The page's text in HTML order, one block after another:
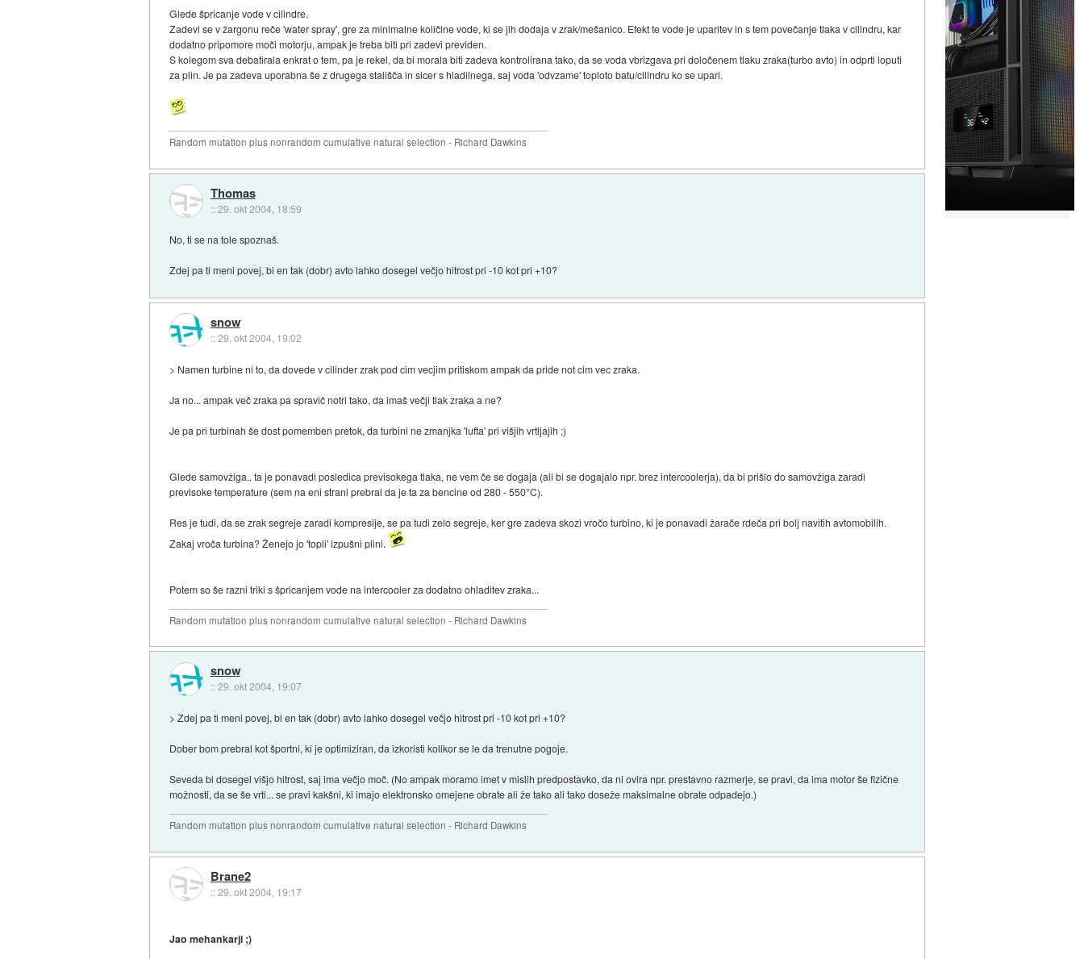
Glede špricanje vode v cilindre.
Zadevi se v žargonu reče 'water spray', gre za minimalne količine vode, ki se jih dodaja v zrak/mešanico. Efekt te vode je uparitev in s tem povečanje tlaka v cilindru, kar
dodatno pripomore moči motorju, ampak je treba biti pri zadevi previden.
S kolegom sva debatirala enkrat o tem, pa je rekel, da bi morala biti zadeva kontrolirana tako, da se voda vbrizgava pri določenem tlaku zraka(turbo avto) in odprti loputi
za plin. Je pa zadeva uporabna še z drugega stališča in sicer s hladilnega, saj voda 'odvzame' toploto batu/cilindru ko se upari.
Random mutation plus nonrandom cumulative natural selection - Richard Dawkins
Thomas
::29. okt 2004, 18:59
No, ti se na tole spoznaš.
Zdej pa ti meni povej, bi en tak (dobr) avto lahko dosegel večjo hitrost pri -10 kot pri +10?
snow
::29. okt 2004, 19:02
> Namen turbine ni to, da dovede v cilinder zrak pod cim vecjim pritiskom ampak da pride not cim vec zraka.
Ja no... ampak več zraka pa spravič notri tako, da imaš večji tlak zraka a ne?
Je pa pri turbinah še dost pomemben pretok, da turbini ne zmanjka 'lufta' pri višjih vrtljajih ;)
Glede samovžiga.. ta je ponavadi posledica previsokega tlaka, ne vem če se dogaja (ali bi se dogajalo npr. brez intercoolerja), da bi prišlo do samovžiga zaradi
previsoke temperature (sem na eni strani prebral da je ta za bencine od 280 - 550°C).
Res je tudi, da se zrak segreje zaradi kompresije, se pa tudi zelo segreje, ker gre zadeva skozi vročo turbino, ki je ponavadi žarače rdeča pri bolj navitih avtomobilih.
Zakaj vroča turbina? Ženejo jo 'topli' izpušni plini.
Potem so še razni triki s špricanjem vode na intercooler za dodatno ohladitev zraka...
Random mutation plus nonrandom cumulative natural selection - Richard Dawkins
snow
::29. okt 2004, 19:07
> Zdej pa ti meni povej, bi en tak (dobr) avto lahko dosegel večjo hitrost pri -10 kot pri +10?
Dober bom prebral kot športni, ki je optimiziran, da izkoristi kolikor se le da trenutne pogoje.
Seveda bi dosegel višjo hitrost, saj ima večjo moč. (No ampak moramo imet v mislih predpostavko, da ni ovira npr. prestavno razmerje, se pravi, da ima motor še fizične
možnosti, da se še vrti... se pravi kakšni, ki imajo elektronsko omejene obrate ali že tako ali tako doseže maksimalne obrate odpadejo.)
Random mutation plus nonrandom cumulative natural selection - Richard Dawkins
Brane2
::29. okt 2004, 19:17
Jao mehankarji ;)